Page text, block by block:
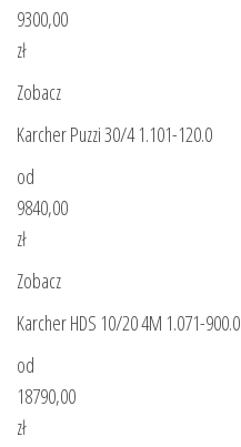
9300,00
zł
Zobacz
Karcher Puzzi 30/4 1.101-120.0
od
9840,00
zł
Zobacz
Karcher HDS 10/20 4M 1.071-900.0
od
18790,00
zł